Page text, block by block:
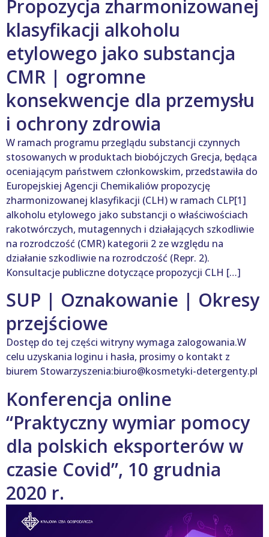
Propozycja zharmonizowanej
klasyfikacji alkoholu
etylowego jako substancja
CMR | ogromne
konsekwencje dla przemysłu
i ochrony zdrowia
W ramach programu przeglądu substancji czynnych
stosowanych w produktach biobójczych Grecja, będąca
oceniającym państwem członkowskim, przedstawiła do
Europejskiej Agencji Chemikaliów propozycję
zharmonizowanej klasyfikacji (CLH) w ramach CLP[1]
alkoholu etylowego jako substancji o właściwościach
rakotwórczych, mutagennych i działających szkodliwie
na rozrodczość (CMR) kategorii 2 ze względu na
działanie szkodliwie na rozrodczość (Repr. 2).
Konsultacje publiczne dotyczące propozycji CLH […]
SUP | Oznakowanie | Okresy
przejściowe
Dostęp do tej części witryny wymaga zalogowania.W
celu uzyskania loginu i hasła, prosimy o kontakt z
biurem Stowarzyszenia:biuro@kosmetyki-detergenty.pl
Konferencja online
“Praktyczny wymiar pomocy
dla polskich eksporterów w
czasie Covid”, 10 grudnia
2020 r.